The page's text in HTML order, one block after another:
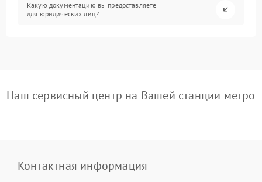
Какую документацию вы предоставляете
для юридических лиц?
Наш сервисный центр на Вашей станции метро
Контактная информация